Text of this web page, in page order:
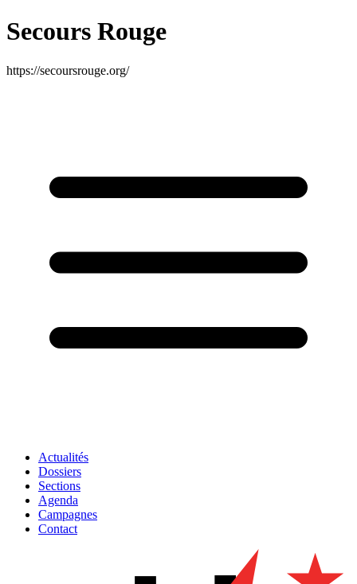
Secours Rouge
https://secoursrouge.org/
Actualités
Dossiers
Sections
Agenda
Campagnes
Contact